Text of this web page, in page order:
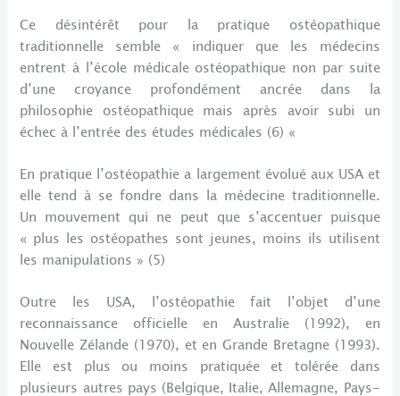
Ce désintérêt pour la pratique ostéopathique
traditionnelle semble « indiquer que les médecins
entrent à l’école médicale ostéopathique non par suite
d’une croyance profondément ancrée dans la
philosophie ostéopathique mais après avoir subi un
échec à l’entrée des études médicales (6) «
En pratique l’ostéopathie a largement évolué aux USA et
elle tend à se fondre dans la médecine traditionnelle.
Un mouvement qui ne peut que s’accentuer puisque
« plus les ostéopathes sont jeunes, moins ils utilisent
les manipulations » (5)
Outre les USA, l’ostéopathie fait l’objet d’une
reconnaissance officielle en Australie (1992), en
Nouvelle Zélande (1970), et en Grande Bretagne (1993).
Elle est plus ou moins pratiquée et tolérée dans
plusieurs autres pays (Belgique, Italie, Allemagne, Pays-